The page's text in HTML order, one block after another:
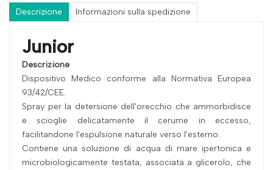
Descrizione Informazioni sulla spedizione
Junior
Descrizione
Dispositivo Medico conforme alla Normativa Europea
93/42/CEE.
Spray per la detersione dell'orecchio che ammorbidisce
e scioglie delicatamente il cerume in eccesso,
facilitandone l'espulsione naturale verso l'esterno.
Contiene una soluzione di acqua di mare ipertonica e
microbiologicamente testata, associata a glicerolo, che